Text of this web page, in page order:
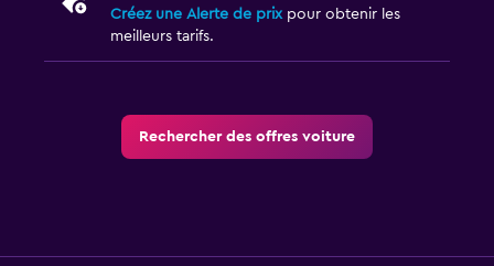
Créez une Alerte de prixpour obtenir les
meilleurs tarifs.
Rechercher des offres voiture